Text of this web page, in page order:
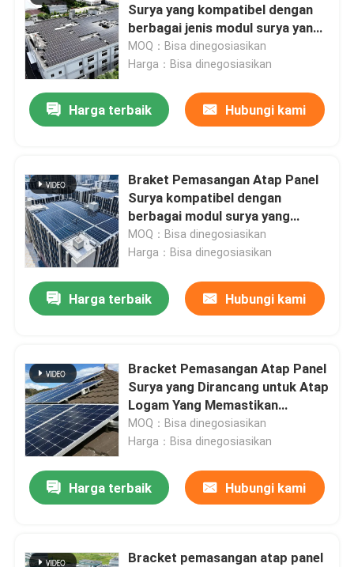
Surya yang kompatibel dengan
berbagai jenis modul surya yang
memastikan pemasangan di atap
logam
MOQ：Bisa dinegosiasikan
Harga：Bisa dinegosiasikan
Harga terbaik Hubungi kami
Braket Pemasangan Atap Panel
Surya kompatibel dengan
berbagai modul surya yang
menawarkan solusi pemasangan
yang fleksibel dan di atap
MOQ：Bisa dinegosiasikan
Harga：Bisa dinegosiasikan
Harga terbaik Hubungi kami
Bracket Pemasangan Atap Panel
Surya yang Dirancang untuk Atap
Logam Yang Memastikan
Pemasangan dan Peningkatan
Keberlanjutan Energi untuk
MOQ：Bisa dinegosiasikan
Harga：Bisa dinegosiasikan
Harga terbaik Hubungi kami
Bracket pemasangan atap panel